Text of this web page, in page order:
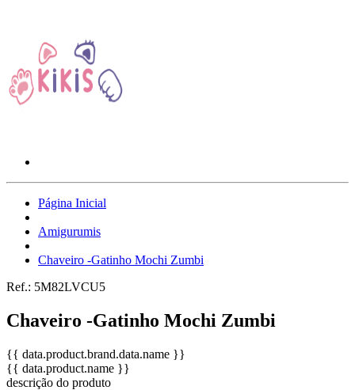
Página Inicial
Amigurumis
Chaveiro -Gatinho Mochi Zumbi
Ref.: 5M82LVCU5
Chaveiro -Gatinho Mochi Zumbi
{{ data.product.brand.data.name }}
{{ data.product.name }}
descrição do produto